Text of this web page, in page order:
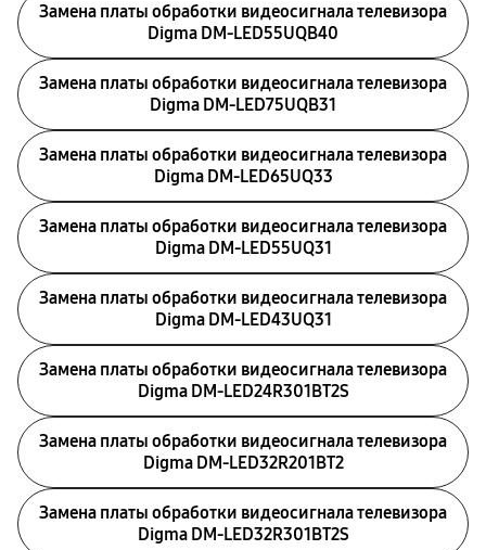
Замена платы обработки видеосигнала телевизора
Digma DM-LED55UQB40
Замена платы обработки видеосигнала телевизора
Digma DM-LED75UQB31
Замена платы обработки видеосигнала телевизора
Digma DM-LED65UQ33
Замена платы обработки видеосигнала телевизора
Digma DM-LED55UQ31
Замена платы обработки видеосигнала телевизора
Digma DM-LED43UQ31
Замена платы обработки видеосигнала телевизора
Digma DM-LED24R301BT2S
Замена платы обработки видеосигнала телевизора
Digma DM-LED32R201BT2
Замена платы обработки видеосигнала телевизора
Digma DM-LED32R301BT2S